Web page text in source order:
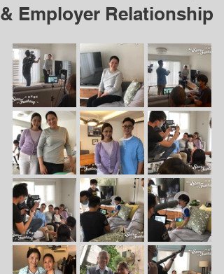
& Employer Relationship